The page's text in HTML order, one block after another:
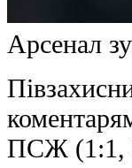
Арсенал
ПСЖ (1:1,